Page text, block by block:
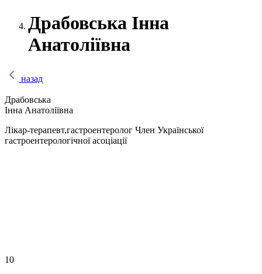
Драбовська Інна
Анатоліївна
назад
Драбовська
Інна Анатоліївна
Лікар-терапевт,гастроентеролог Член Української
гастроентерологічної асоціації
10